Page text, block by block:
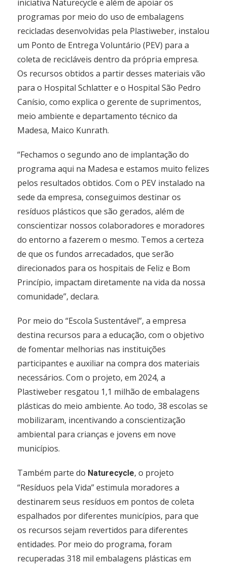
iniciativa Naturecycle e além de apoiar os
programas por meio do uso de embalagens
recicladas desenvolvidas pela Plastiweber, instalou
um Ponto de Entrega Voluntário (PEV) para a
coleta de recicláveis dentro da própria empresa.
Os recursos obtidos a partir desses materiais vão
para o Hospital Schlatter e o Hospital São Pedro
Canísio, como explica o gerente de suprimentos,
meio ambiente e departamento técnico da
Madesa, Maico Kunrath.
“Fechamos o segundo ano de implantação do
programa aqui na Madesa e estamos muito felizes
pelos resultados obtidos. Com o PEV instalado na
sede da empresa, conseguimos destinar os
resíduos plásticos que são gerados, além de
conscientizar nossos colaboradores e moradores
do entorno a fazerem o mesmo. Temos a certeza
de que os fundos arrecadados, que serão
direcionados para os hospitais de Feliz e Bom
Princípio, impactam diretamente na vida da nossa
comunidade”, declara.
Por meio do “Escola Sustentável”, a empresa
destina recursos para a educação, com o objetivo
de fomentar melhorias nas instituições
participantes e auxiliar na compra dos materiais
necessários. Com o projeto, em 2024, a
Plastiweber resgatou 1,1 milhão de embalagens
plásticas do meio ambiente. Ao todo, 38 escolas se
mobilizaram, incentivando a conscientização
ambiental para crianças e jovens em nove
municípios.
Também parte do Naturecycle, o projeto
“Resíduos pela Vida” estimula moradores a
destinarem seus resíduos em pontos de coleta
espalhados por diferentes municípios, para que
os recursos sejam revertidos para diferentes
entidades. Por meio do programa, foram
recuperadas 318 mil embalagens plásticas em